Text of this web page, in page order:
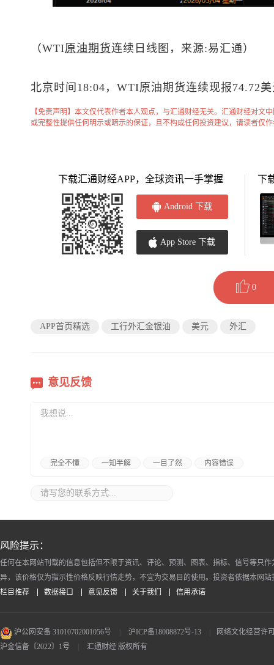
（WTI原油期货连续日线图，来源:易汇通）
北京时间18:04，WTI原油期货连续现报74.72
【免责声明】本文仅代表作者本人观点，与汇通财经无关。汇通财经对文
或完整性提供任何明示或暗示的保证，且不构成任何投资建议，请读者仅
下载汇通财经APP，全球资讯一手掌握
Android 下载
App Store 下载
下
0
APP首页精选 工行外汇金银油 美元 外汇
意见反馈
完全不懂 一知半解 一目了然 内容错误
风险提示：
任何在本网站刊载的信息包括但不限于资讯、评论、预测、图表、指标、信号等只
异，该价格仅为指示性价格反映行情走势，不宜为交易目的使用。投资者依据本网
栏目推荐
数据接口 意见反馈 关于我们 信用承诺
沪公网安备 31010702001056号 沪ICP备18008872号-13
网络文化经营许
沪金信备〔2022〕1号
汇通财经 版权所有